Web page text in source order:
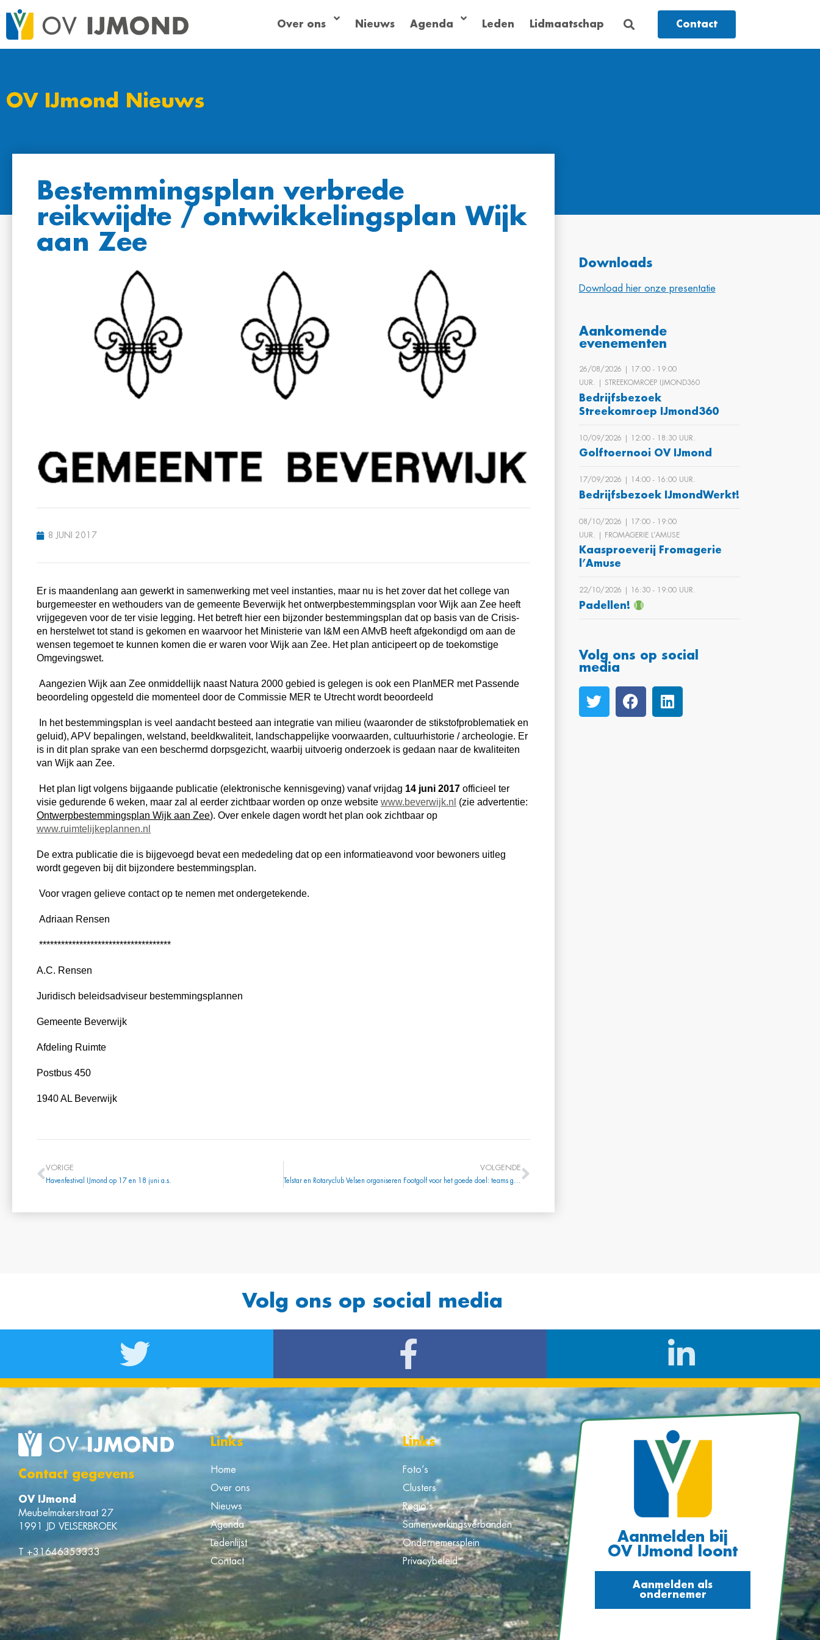
Over ons Nieuws Agenda Leden Lidmaatschap Contact
OV IJmond Nieuws
Bestemmingsplan verbrede
reikwijdte / ontwikkelingsplan Wijk
aan Zee
8 JUNI 2017
Er is maandenlang aan gewerkt in samenwerking met veel instanties, maar nu is het zover dat het college van
burgemeester en wethouders van de gemeente Beverwijk hetontwerpbestemmingsplan voor Wijk aan Zee heeft
vrijgegeven voor de ter visie legging. Het betreft hier een bijzonder bestemmingsplan dat op basis van de Crisis-
en herstelwettot stand is gekomen en waarvoor het Ministerie van I&M een AMvB heeft afgekondigd om aan de
wensen tegemoet te kunnen komen die er waren voor Wijk aan Zee. Het plan anticipeert op de toekomstige
Omgevingswet.
Aangezien Wijk aan Zee onmiddellijk naast Natura 2000 gebied is gelegen is ook een PlanMER met Passende
beoordeling opgesteld die momenteel door de Commissie MER te Utrecht wordt beoordeeld
In het bestemmingsplan is veel aandacht besteed aan integratie van milieu (waaronder de stikstofproblematiek en
geluid), APV bepalingen, welstand, beeldkwaliteit, landschappelijke voorwaarden, cultuurhistorie / archeologie. Er
is in dit plan sprake van een beschermd dorpsgezicht, waarbij uitvoerig onderzoek is gedaan naar de kwaliteiten
van Wijk aan Zee.
Het plan ligt volgens bijgaande publicatie (elektronische kennisgeving) vanaf vrijdag 14 juni 2017 officieel ter
visie gedurende 6 weken, maar zal al eerder zichtbaar worden op onze website www.beverwijk.nl (zie advertentie:
Ontwerpbestemmingsplan Wijk aan Zee). Over enkele dagen wordt het plan ook zichtbaar op
www.ruimtelijkeplannen.nl
De extra publicatie die is bijgevoegd bevat een mededeling dat op een informatieavond voor bewoners uitleg
wordt gegeven bij dit bijzondere bestemmingsplan.
Voor vragen gelieve contact op te nemen met ondergetekende.
Adriaan Rensen
************************************
A.C. Rensen
Juridisch beleidsadviseur bestemmingsplannen
Gemeente Beverwijk
Afdeling Ruimte
Postbus 450
1940 AL Beverwijk
VORIGE
Havenfestival IJmond op 17 en 18 juni a.s.
VOLGENDE
Telstar en Rotaryclub Velsen organiseren Footgolf voor het goede doel: teams gezocht
Downloads
Download hier onze presentatie
Aankomende
evenementen
26/08/2026 | 17:00 ‐ 19:00
UUR. | STREEKOMROEP IJMOND360
Bedrijfsbezoek
Streekomroep IJmond360
10/09/2026 | 12:00 ‐ 18:30 UUR.
Golftoernooi OV IJmond
17/09/2026 | 14:00 ‐ 16:00 UUR.
Bedrijfsbezoek IJmondWerkt!
08/10/2026 | 17:00 ‐ 19:00
UUR. | FROMAGERIE L’AMUSE
Kaasproeverij Fromagerie
l’Amuse
22/10/2026 | 16:30 ‐ 19:00 UUR.
Padellen!
Volg ons op social
media
Volg ons op social media
Contact gegevens
OV IJmond
Meubelmakerstraat 27
1991 JD VELSERBROEK
T +31646353333
Links
Home
Over ons
Nieuws
Agenda
Ledenlijst
Contact
Links
Foto’s
Clusters
Regio’s
Samenwerkingsverbanden
Ondernemersplein
Privacybeleid
Aanmelden bij
OV IJmond loont
Aanmelden als
ondernemer